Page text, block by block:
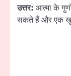
उत्तर: आत्मा के
सकते हैं और एक